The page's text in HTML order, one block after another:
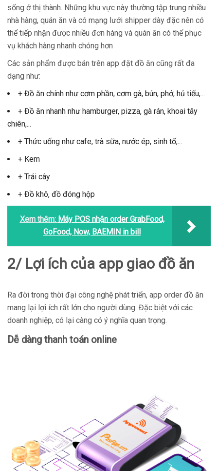
sống ở thị thành. Những khu vực này thường tập trung nhiều
nhà hàng, quán ăn và có mạng lưới shipper dày đặc nên có
thể tiếp nhận được nhiều đơn hàng và quán ăn có thể phục
vụ khách hàng nhanh chóng hơn
Các sản phẩm được bán trên app đặt đồ ăn cũng rất đa
dạng như:
+ Đồ ăn chính như cơm phần, cơm gà, bún, phở, hủ tiếu,...
+ Đồ ăn nhanh như hamburger, pizza, gà rán, khoai tây
chiên,...
+ Thức uống như cafe, trà sữa, nước ép, sinh tố,...
+ Kem
+ Trái cây
+ Đồ khô, đồ đóng hộp
Xem thêm: Máy POS nhận order GrabFood,
GoFood, Now, BAEMIN in bill
2/ Lợi ích của app giao đồ ăn
Ra đời trong thời đại công nghệ phát triển, app order đồ ăn
mang lại lợi ích rất lớn cho người dùng. Đặc biệt với các
doanh nghiệp, có lại càng có ý nghĩa quan trọng.
Dễ dàng thanh toán online